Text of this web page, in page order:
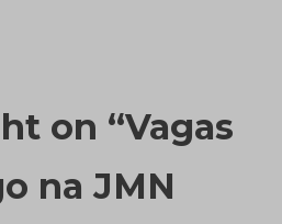
on “Vagas
na JMN